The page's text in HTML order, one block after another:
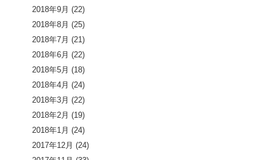
2018年9月 (22)
2018年8月 (25)
2018年7月 (21)
2018年6月 (22)
2018年5月 (18)
2018年4月 (24)
2018年3月 (22)
2018年2月 (19)
2018年1月 (24)
2017年12月 (24)